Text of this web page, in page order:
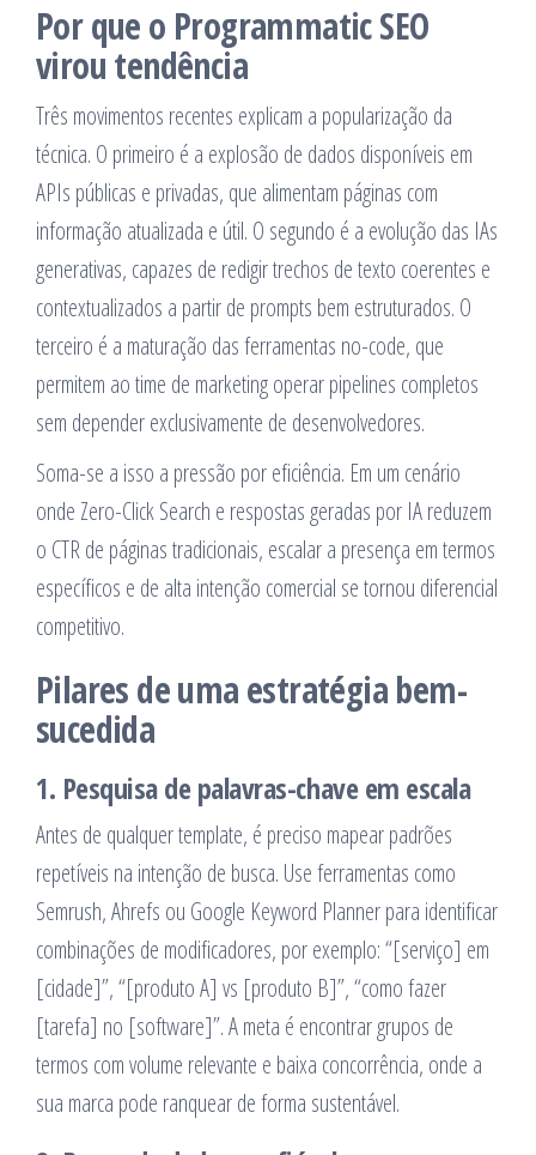
Por que o Programmatic SEO
virou tendência
Três movimentos recentes explicam a popularização da
técnica. O primeiro é a explosão de dados disponíveis em
APIs públicas e privadas, que alimentam páginas com
informação atualizada e útil. O segundo é a evolução das IAs
generativas, capazes de redigir trechos de texto coerentes e
contextualizados a partir de prompts bem estruturados. O
terceiro é a maturação das ferramentas no-code, que
permitem ao time de marketing operar pipelines completos
sem depender exclusivamente de desenvolvedores.
Soma-se a isso a pressão por eficiência. Em um cenário
onde Zero-Click Search e respostas geradas por IA reduzem
o CTR de páginas tradicionais, escalar a presença em termos
específicos e de alta intenção comercial se tornou diferencial
competitivo.
Pilares de uma estratégia bem-
sucedida
1. Pesquisa de palavras-chave em escala
Antes de qualquer template, é preciso mapear padrões
repetíveis na intenção de busca. Use ferramentas como
Semrush, Ahrefs ou Google Keyword Planner para identificar
combinações de modificadores, por exemplo: “[serviço] em
[cidade]”, “[produto A] vs [produto B]”, “como fazer
[tarefa] no [software]”. A meta é encontrar grupos de
termos com volume relevante e baixa concorrência, onde a
sua marca pode ranquear de forma sustentável.